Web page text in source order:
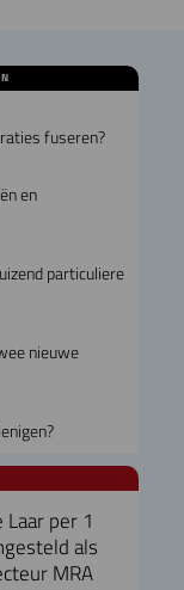
fuseren?
en
particuliere
nieuwe
per 1
als
MRA